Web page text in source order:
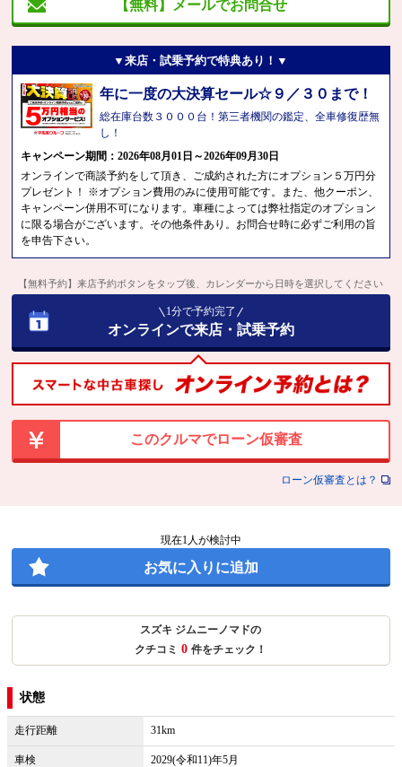
【無料】メールでお問合せ
▼来店・試乗予約で特典あり！▼
年に一度の大決算セール☆９／３０まで！
総在庫台数３０００台！第三者機関の鑑定、全車修復歴無
し！
キャンペーン期間：2026年08月01日～2026年09月30日
オンラインで商談予約をして頂き、ご成約された方にオプション５万円分
プレゼント！ ※オプション費用のみに使用可能です。また、他クーポン、
キャンペーン併用不可になります。車種によっては弊社指定のオプション
に限る場合がございます。その他条件あり。お問合せ時に必ずご利用の旨
を申告下さい。
【無料予約】来店予約ボタンをタップ後、カレンダーから日時を選択してください
1分で予約完了
オンラインで来店・試乗予約
このクルマでローン仮審査
ローン仮審査とは？
現在1 人が検討中
お気に入りに追加
スズキ ジムニーノマドの
クチコミ 0 件をチェック！
状態
走行距離 31km
車検 2029(令和11)年5月